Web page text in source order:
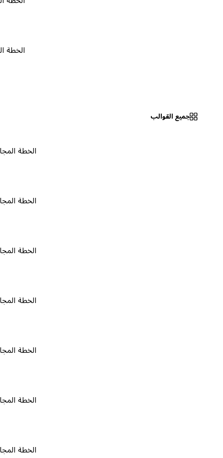
الخطة المجانية
جميع القوالب
الخطة المجانية ٠
الخطة المجانية ٠
الخطة المجانية ٠
الخطة المجانية ٠
الخطة المجانية ٠
الخطة المجانية ٠
الخطة المجانية ٠